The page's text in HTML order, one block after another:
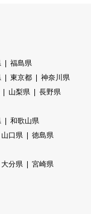
福島県
東京都
神奈川県
山梨県
長野県
和歌山県
山口県
徳島県
大分県
宮崎県